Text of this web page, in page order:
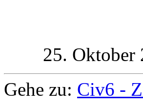
25. Oktober
Gehe zu: Civ6 -